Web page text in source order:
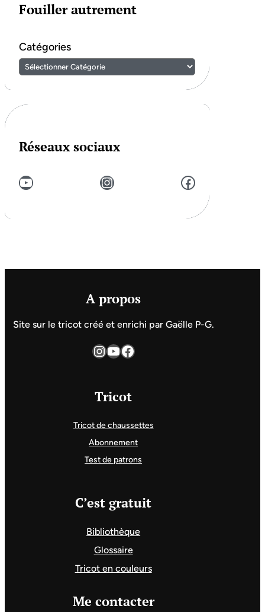
Fouiller autrement
Catégories
Réseaux sociaux
YouTube Instagram Facebook
A propos
Site sur le tricot créé et enrichi par Gaëlle P-G.
InstagramYouTube Facebook
Tricot
Tricot de chaussettes
Abonnement
Test de patrons
C’est gratuit
Bibliothèque
Glossaire
Tricot en couleurs
Me contacter